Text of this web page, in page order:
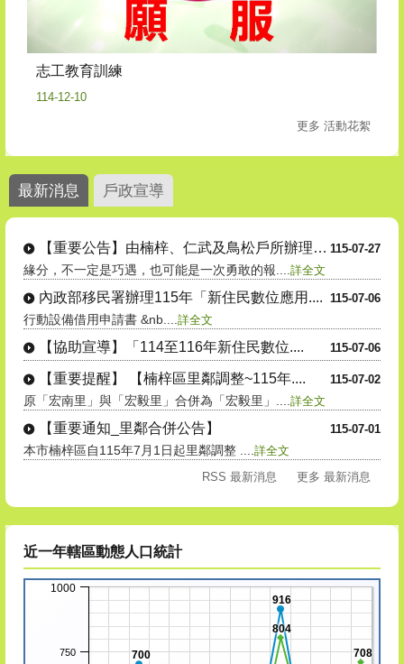
志工教育訓練
114-12-10
更多 活動花絮
最新消息 戶政宣導
115-07-27
【重要公告】由楠梓、仁武及鳥松戶所辦理的....
緣分，不一定是巧遇，也可能是一次勇敢的報....詳全文
115-07-06
內政部移民署辦理115年「新住民數位應用....
行動設備借用申請書 &nb....詳全文
115-07-06
【協助宣導】「114至116年新住民數位....
115-07-02
【重要提醒】 【楠梓區里鄰調整~115年....
原「宏南里」與「宏毅里」合併為「宏毅里」....詳全文
115-07-01
【重要通知_里鄰合併公告】
本市楠梓區自115年7月1日起里鄰調整 ....詳全文
RSS 最新消息
更多 最新消息
近一年轄區動態人口統計
700
916
804
708
1000
750